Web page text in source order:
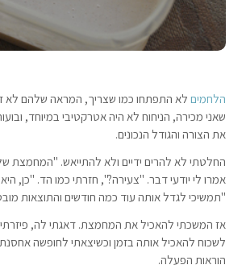
הלחמים לא התפתחו כמו שצריך, המראה שלהם לא
שאני מכירה, הניחוח לא היה אטרקטיבי במיוחד,
את הצורה והגודל הנכונים.
החלטתי לא להרים ידיים ולא להתייאש. "המחמצת
אמרו לי יודעי דבר. "צעירה?", חזרתי כמו הד. "כן, היא
"תמשיכי לגדל אותה עוד כמה חודשים והתוצאות
אז המשכתי להאכיל את המחמצת. דאגתי לה,
לשכוח להאכיל אותה בזמן וכשיצאתי לחופשה
הוראות הפעלה.